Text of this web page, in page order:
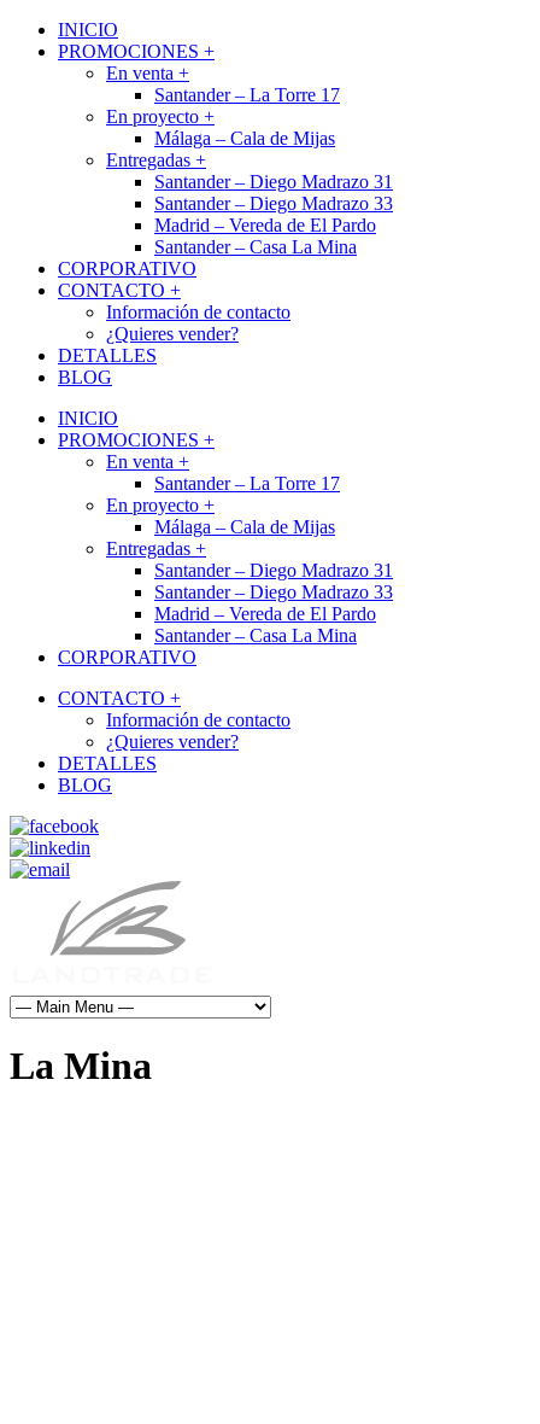
INICIO
PROMOCIONES +
En venta +
Santander – La Torre 17
En proyecto +
Málaga – Cala de Mijas
Entregadas +
Santander – Diego Madrazo 31
Santander – Diego Madrazo 33
Madrid – Vereda de El Pardo
Santander – Casa La Mina
CORPORATIVO
CONTACTO +
Información de contacto
¿Quieres vender?
DETALLES
BLOG
INICIO
PROMOCIONES +
En venta +
Santander – La Torre 17
En proyecto +
Málaga – Cala de Mijas
Entregadas +
Santander – Diego Madrazo 31
Santander – Diego Madrazo 33
Madrid – Vereda de El Pardo
Santander – Casa La Mina
CORPORATIVO
CONTACTO +
Información de contacto
¿Quieres vender?
DETALLES
BLOG
La Mina